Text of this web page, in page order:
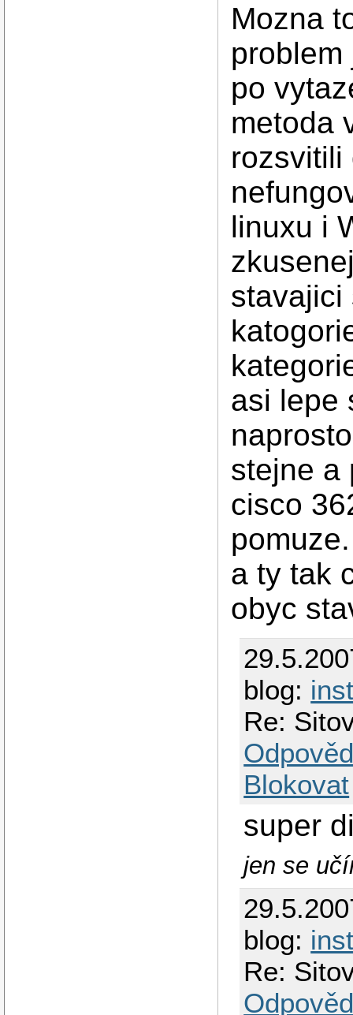
Mozna
po
metoda
rozsvitili
linuxu i
stavajici
asi lepe
stejne a
cisco
a ty tak
obyc
blog:
Re:
Blokovat
super
jen se
blog:
Re: